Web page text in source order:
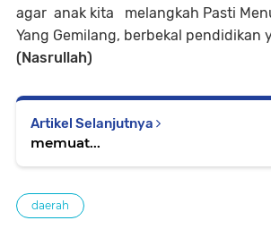
agar anak kita melangkah Pasti
Yang Gemilang, berbekal pendidikan
(Nasrullah)
Artikel Selanjutnya
memuat...
daerah